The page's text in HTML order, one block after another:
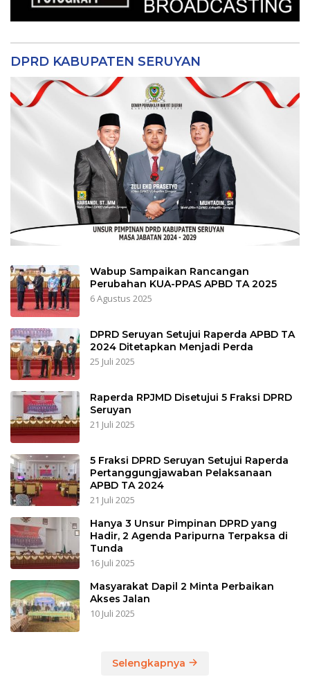
DPRD KABUPATEN SERUYAN
Wabup Sampaikan Rancangan
Perubahan KUA-PPAS APBD TA 2025
6 Agustus 2025
DPRD Seruyan Setujui Raperda APBD TA
2024 Ditetapkan Menjadi Perda
25 Juli 2025
Raperda RPJMD Disetujui 5 Fraksi DPRD
Seruyan
21 Juli 2025
5 Fraksi DPRD Seruyan Setujui Raperda
Pertanggungjawaban Pelaksanaan
APBD TA 2024
21 Juli 2025
Hanya 3 Unsur Pimpinan DPRD yang
Hadir, 2 Agenda Paripurna Terpaksa di
Tunda
16 Juli 2025
Masyarakat Dapil 2 Minta Perbaikan
Akses Jalan
10 Juli 2025
Selengkapnya